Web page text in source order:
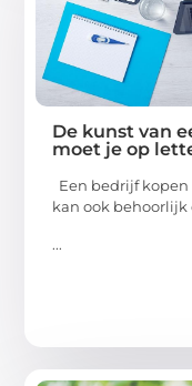
De kunst van
moet je op
Een bedrijf
kan ook behoorlijk
...